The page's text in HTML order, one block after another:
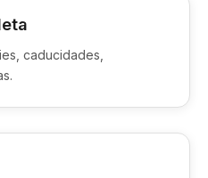
caducidades,